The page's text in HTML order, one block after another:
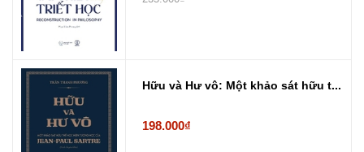
Hữu và Hư vô: Một khảo sát hữu t...
198.000₫